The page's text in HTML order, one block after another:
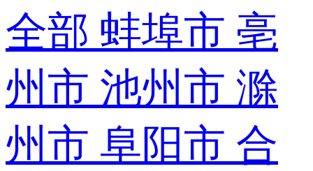
全部 蚌埠市 亳
州市 池州市 滁
州市 阜阳市 合